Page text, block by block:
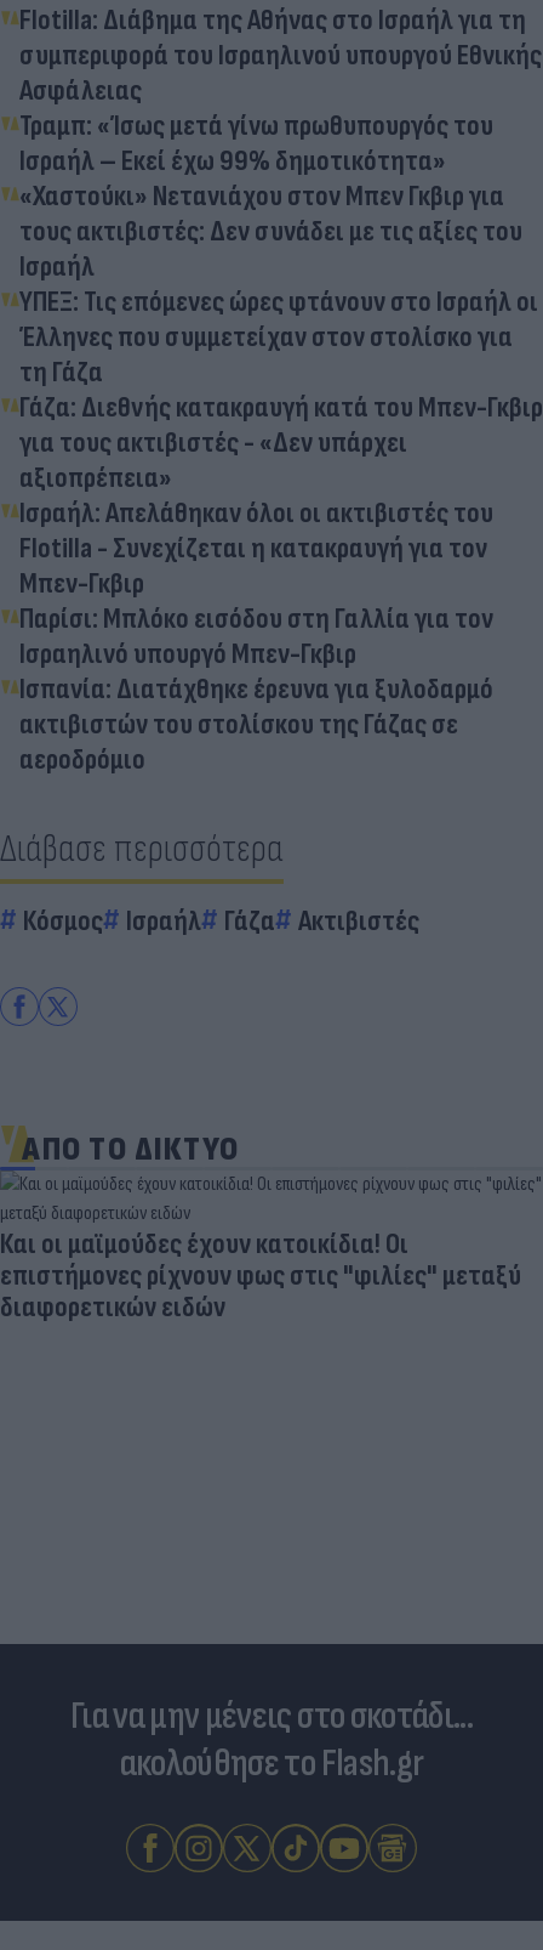
Flotilla: Διάβημα της Αθήνας στο Ισραήλ για τη
συμπεριφορά του Ισραηλινού υπουργού Εθνικής
Ασφάλειας
Τραμπ: «Ίσως μετά γίνω πρωθυπουργός του
Ισραήλ – Εκεί έχω 99% δημοτικότητα»
«Χαστούκι» Νετανιάχου στον Μπεν Γκβιρ για
τους ακτιβιστές: Δεν συνάδει με τις αξίες του
Ισραήλ
ΥΠΕΞ: Τις επόμενες ώρες φτάνουν στο Ισραήλ οι
Έλληνες που συμμετείχαν στον στολίσκο για
τη Γάζα
Γάζα: Διεθνής κατακραυγή κατά του Μπεν-Γκβιρ
για τους ακτιβιστές - «Δεν υπάρχει
αξιοπρέπεια»
Ισραήλ: Απελάθηκαν όλοι οι ακτιβιστές του
Flotilla - Συνεχίζεται η κατακραυγή για τον
Μπεν-Γκβιρ
Παρίσι: Μπλόκο εισόδου στη Γαλλία για τον
Ισραηλινό υπουργό Μπεν-Γκβιρ
Ισπανία: Διατάχθηκε έρευνα για ξυλοδαρμό
ακτιβιστών του στολίσκου της Γάζας σε
αεροδρόμιο
Διάβασε περισσότερα
Κόσμος Ισραήλ Γάζα Ακτιβιστές
ΑΠΟ ΤΟ ΔΙΚΤΥΟ
Και οι μαϊμούδες έχουν κατοικίδια! Οι
επιστήμονες ρίχνουν φως στις "φιλίες" μεταξύ
διαφορετικών ειδών
Για να μην μένεις στο σκοτάδι...
ακολούθησε το Flash.gr